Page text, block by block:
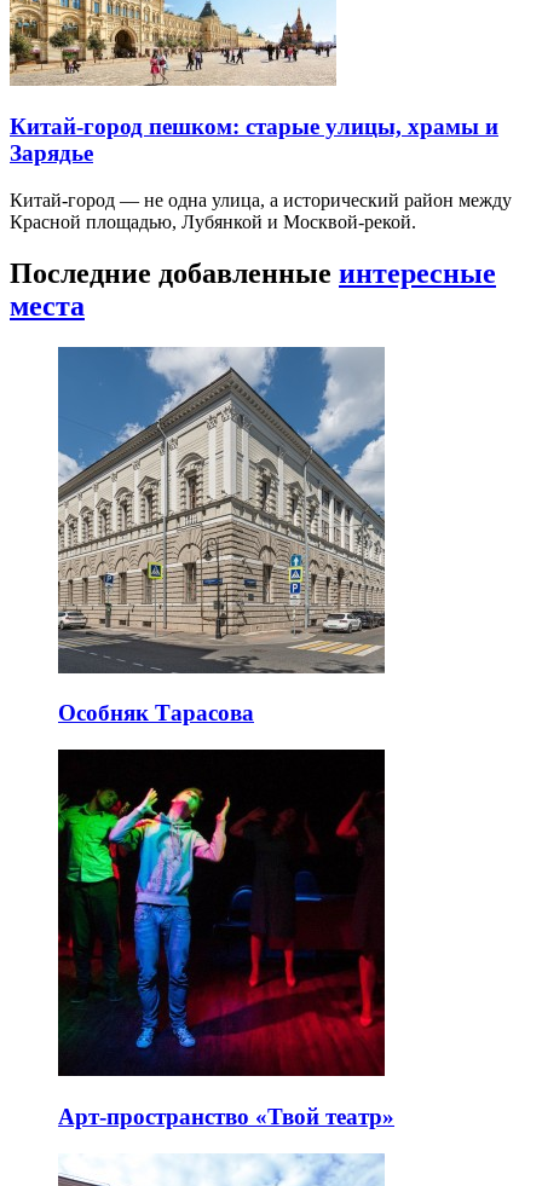
Китай-город пешком: старые улицы, храмы и
Зарядье
Китай-город — не одна улица, а исторический район между
Красной площадью, Лубянкой и Москвой-рекой.
Последние добавленные интересные
места
Особняк Тарасова
Арт-пространство «Твой театр»